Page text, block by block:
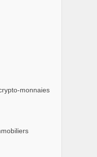
monnaies